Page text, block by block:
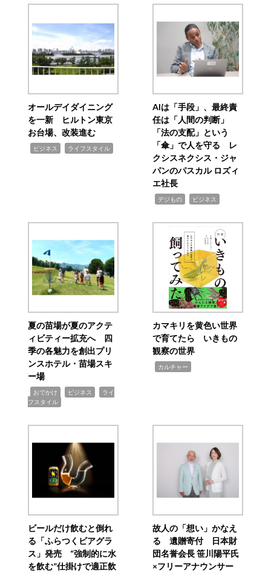
オールデイダイニング
を一新 ヒルトン東京
お台場、改装進む
ビジネス ライフスタイル
AIは「手段」、最終責
任は「人間の判断」
「法の支配」という
「傘」で人を守る レ
クシスネクシス・ジャ
パンのパスカル ロズィ
エ社長
デジもの ビジネス
夏の苗場が夏のアクテ
ィビティー拡充へ 四
季の各魅力を創出プリ
ンスホテル・苗場スキ
ー場
おでかけ ビジネス
ライ
フスタイル
カマキリを黄色い世界
で育てたら いきもの
観察の世界
カルチャー
ビールだけ飲むと倒れ
る「ふらつくビアグラ
ス」発売 “強制的に水
を飲む”仕掛けで適正飲
故人の「想い」かなえ
る 遺贈寄付 日本財
団名誉会長 笹川陽平氏
×フリーアナウンサー